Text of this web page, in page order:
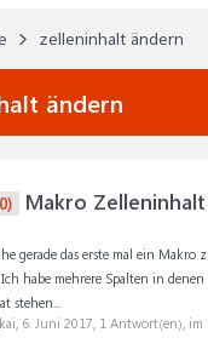
zelleninhalt ändern
ändern
Makro Zelleninhalt
gerade das erste mal ein Makro
habe mehrere Spalten in
stehen...
6. Juni 2017, 1 Antwort(en), im